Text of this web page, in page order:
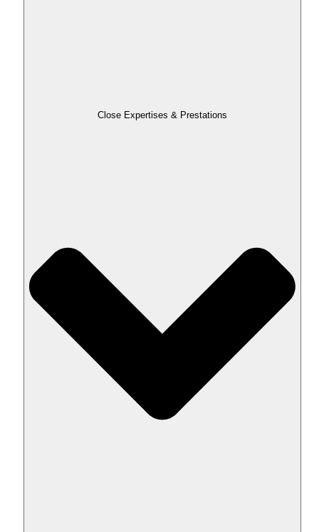
Close Expertises & Prestations